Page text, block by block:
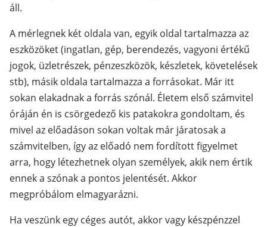
áll.
A mérlegnek két oldala van, egyik oldal tartalmazza az
eszközöket (ingatlan, gép, berendezés, vagyoni értékű
jogok, üzletrészek, pénzeszközök, készletek, követelések
stb), másik oldala tartalmazza a forrásokat. Már itt
sokan elakadnak a forrás szónál. Életem első számvitel
óráján én is csörgedező kis patakokra gondoltam, és
mivel az előadáson sokan voltak már járatosak a
számvitelben, így az előadó nem fordított figyelmet
arra, hogy létezhetnek olyan személyek, akik nem értik
ennek a szónak a pontos jelentését. Akkor
megpróbálom elmagyarázni.
Ha veszünk egy céges autót, akkor vagy készpénzzel